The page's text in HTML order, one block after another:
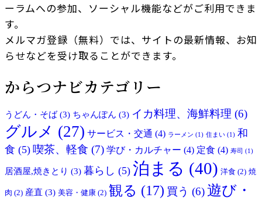
ーラムへの参加、ソーシャル機能などがご利用できま
す。
メルマガ登録（無料）では、サイトの最新情報、お知
らせなどを受け取ることができます。
からつナビカテゴリー
うどん・そば(3) ちゃんぽん (3) イカ料理、海鮮料理 (6)
グルメ (27) サービス・交通 (4) ラーメン (1) 住まい (1) 和
食 (5) 喫茶、軽食 (7) 学び・カルチャー (4) 定食 (4) 寿司 (1)
居酒屋,焼きとり (3) 暮らし (5) 泊まる (40) 洋食 (2) 焼
肉 (2) 産直 (3) 美容・健康 (2) 観る (17) 買う (6) 遊び・